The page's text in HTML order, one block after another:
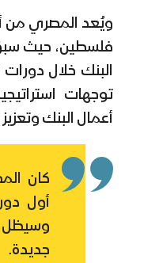
ويُعد المصري من
فلسطين، حيث
البنك خلال
توجهات
أعمال البنك
كان
وسيظل
جديدة.